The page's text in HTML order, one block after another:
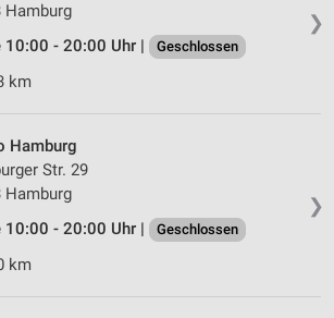
❯
Hamburg
10:00 - 20:00 Uhr |
Geschlossen
km
❯
Hamburg
Str. 29
Hamburg
10:00 - 20:00 Uhr |
Geschlossen
km